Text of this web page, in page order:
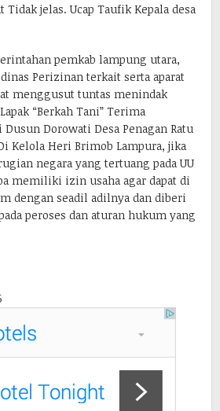
Tidak jelas. Ucap Taufik Kepala desa
pemkab lampung utara,
Perizinan terkait serta aparat
menggusut tuntas menindak
“Berkah Tani” Terima
Dorowati Desa Penagan Ratu
Kelola Heri Brimob Lampura, jika
negara yang tertuang pada UU
memiliki izin usaha agar dapat di
dengan seadil adilnya dan diberi
peroses dan aturan hukum yang